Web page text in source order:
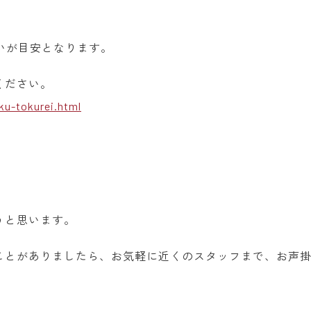
目安となります。
さい。
tokurei.html
思います。
がありましたら、お気軽に近くのスタッフまで、お声掛